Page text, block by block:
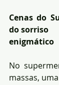
Cenas do
do sorriso
enigmático
No
massas,